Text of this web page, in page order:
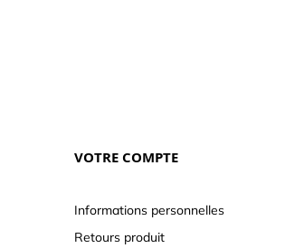
VOTRE COMPTE
Informations personnelles
Retours produit